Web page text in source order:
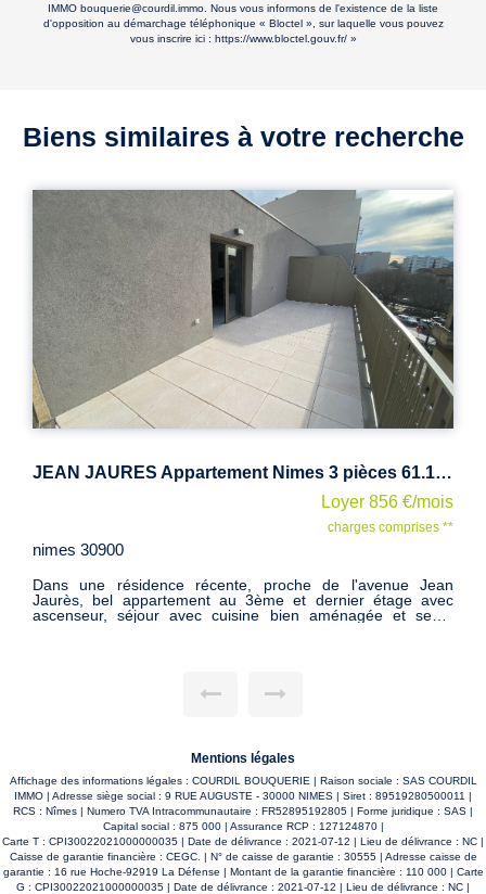
IMMO bouquerie@courdil.immo. Nous vous informons de l'existence de la liste
d'opposition au démarchage téléphonique « Bloctel », sur laquelle vous pouvez
vous inscrire ici : https://www.bloctel.gouv.fr/»
Biens similaires à votre recherche
JEAN JAURES Appartement Nimes 3 pièces 61.10 m2 avec parking privé
Loyer 856 €/mois
charges comprises **
30900
une résidence récente, proche de l'avenue Jean
bel appartement au 3ème et dernier étage avec
séjour avec cuisine bien aménagée et semi-
disponibles sur le site Géorisques
Mentions légales
Affichage des informations légales : COURDIL BOUQUERIE | Raison sociale : SAS COURDIL
IMMO | Adresse siège social : 9 RUE AUGUSTE - 30000 NIMES | Siret : 89519280500011 |
RCS : Nîmes | Numero TVA Intracommunautaire : FR52895192805 | Forme juridique : SAS |
Capital social : 875 000 | Assurance RCP : 127124870 |
Carte T : CPI30022021000000035 | Date de délivrance : 2021-07-12 | Lieu de délivrance : NC |
Caisse de garantie financière : CEGC. | N° de caisse de garantie : 30555 | Adresse caisse de
garantie : 16 rue Hoche-92919 La Défense | Montant de la garantie financière : 110 000 | Carte
G : CPI30022021000000035 | Date de délivrance : 2021-07-12 | Lieu de délivrance : NC |